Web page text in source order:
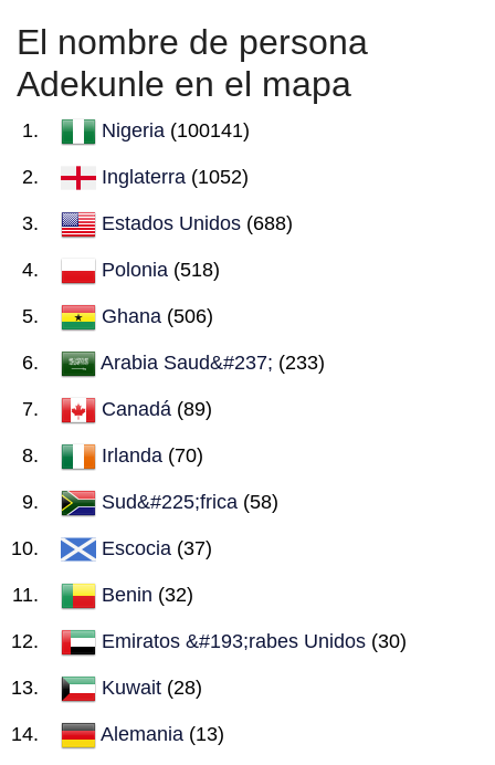
El nombre de persona
Adekunle en el mapa
Nigeria (100141)
Inglaterra (1052)
Estados Unidos (688)
Polonia (518)
Ghana (506)
Arabia Saud&#237; (233)
Canadá (89)
Irlanda (70)
Sud&#225;frica (58)
Escocia (37)
Benin (32)
Emiratos &#193;rabes Unidos (30)
Kuwait (28)
Alemania (13)